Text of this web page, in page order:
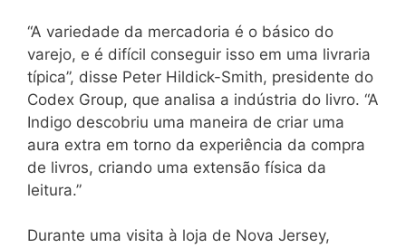
“A variedade da mercadoria é o básico do
varejo, e é difícil conseguir isso em uma livraria
típica”, disse Peter Hildick-Smith, presidente do
Codex Group, que analisa a indústria do livro. “A
Indigo descobriu uma maneira de criar uma
aura extra em torno da experiência da compra
de livros, criando uma extensão física da
leitura.”
Durante uma visita à loja de Nova Jersey,